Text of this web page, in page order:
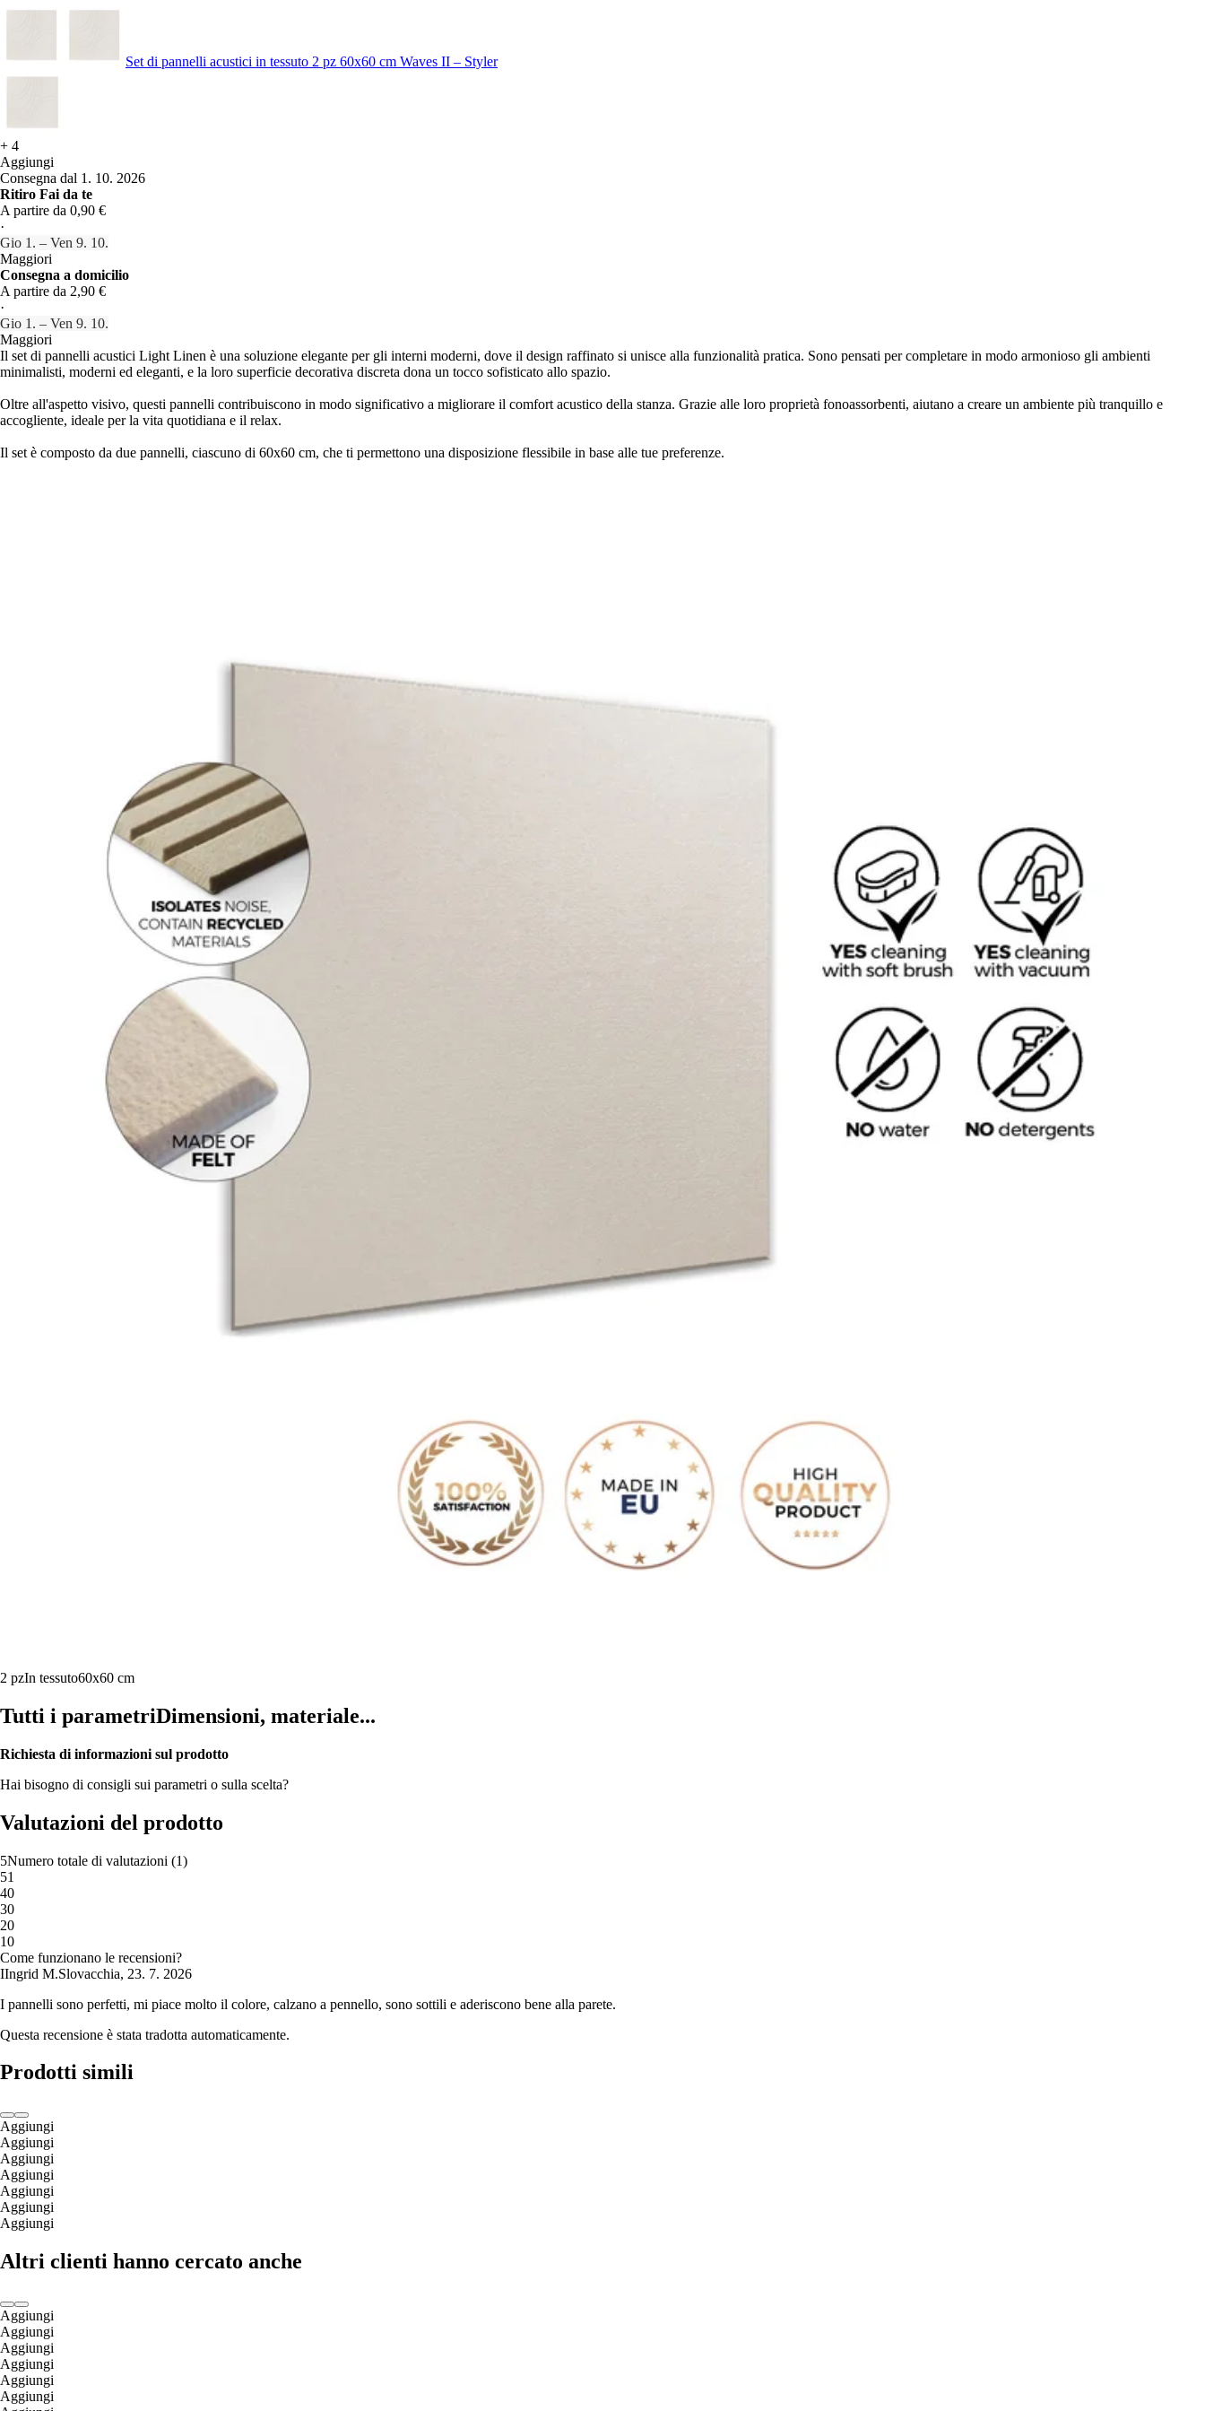
Set di pannelli acustici in tessuto 2 pz 60x60 cm Waves II – Styler
+ 4
Aggiungi
Consegna dal 1. 10. 2026
Ritiro Fai da te
A partire da 0,90 €
·
Gio 1. – Ven 9. 10.
Maggiori
Consegna a domicilio
A partire da 2,90 €
·
Gio 1. – Ven 9. 10.
Maggiori
Il set di pannelli acustici Light Linen è una soluzione elegante per gli interni moderni, dove il design raffinato si unisce alla funzionalità pratica. Sono pensati per completare in modo armonioso gli ambienti
minimalisti, moderni ed eleganti, e la loro superficie decorativa discreta dona un tocco sofisticato allo spazio.
Oltre all'aspetto visivo, questi pannelli contribuiscono in modo significativo a migliorare il comfort acustico della stanza. Grazie alle loro proprietà fonoassorbenti, aiutano a creare un ambiente più tranquillo e
accogliente, ideale per la vita quotidiana e il relax.
Il set è composto da due pannelli, ciascuno di 60x60 cm, che ti permettono una disposizione flessibile in base alle tue preferenze.
2 pzIn tessuto60x60 cm
Tutti i parametriDimensioni, materiale...
Richiesta di informazioni sul prodotto
Hai bisogno di consigli sui parametri o sulla scelta?
Valutazioni del prodotto
5Numero totale di valutazioni (1)
51
40
30
20
10
Come funzionano le recensioni?
IIngrid M.Slovacchia, 23. 7. 2026
I pannelli sono perfetti, mi piace molto il colore, calzano a pennello, sono sottili e aderiscono bene alla parete.
Questa recensione è stata tradotta automaticamente.
Prodotti simili
Aggiungi
Aggiungi
Aggiungi
Aggiungi
Aggiungi
Aggiungi
Aggiungi
Altri clienti hanno cercato anche
Aggiungi
Aggiungi
Aggiungi
Aggiungi
Aggiungi
Aggiungi